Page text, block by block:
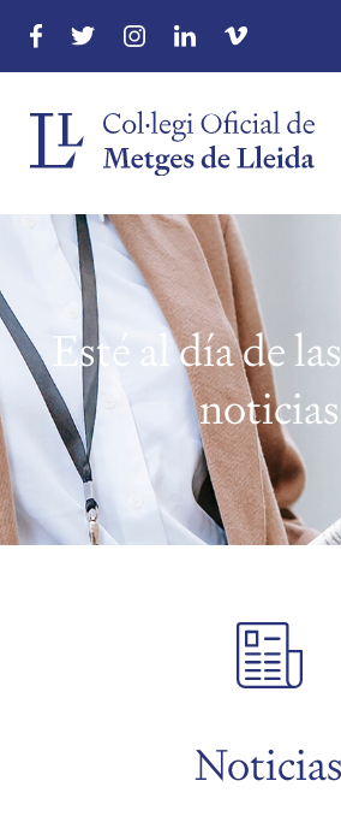
Esté al día de
noticias
Noticias